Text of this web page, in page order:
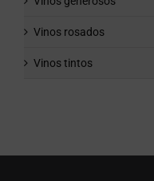
Vinos rosados
Vinos tintos